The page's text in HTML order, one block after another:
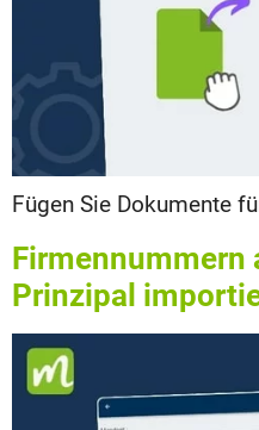
Fügen Sie Dokumente
Firmennummern
Prinzipal